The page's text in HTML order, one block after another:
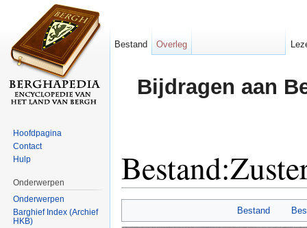
Bijdragen aan
Bestand
Bestand Overleg
Hoofdpagina
Contact
Hulp
Onderwerpen
Onderwerpen
Barghief Index (Archief
HKB)